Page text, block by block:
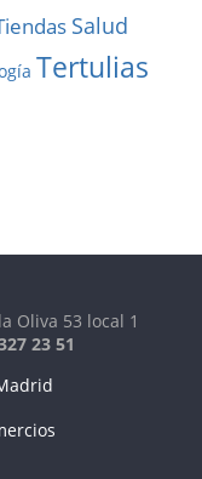
Salud
Tertulias
Oliva 53 local 1
23 51